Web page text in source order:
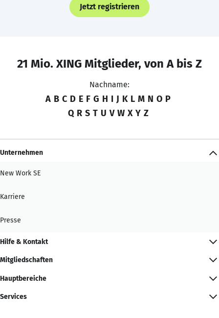
Jetzt registrieren
21 Mio. XING Mitglieder, von A bis Z
Nachname:
A B C D E F G H I J K L M N O P
Q R S T U V W X Y Z
Unternehmen
New Work SE
Karriere
Presse
Hilfe & Kontakt
Mitgliedschaften
Hauptbereiche
Services